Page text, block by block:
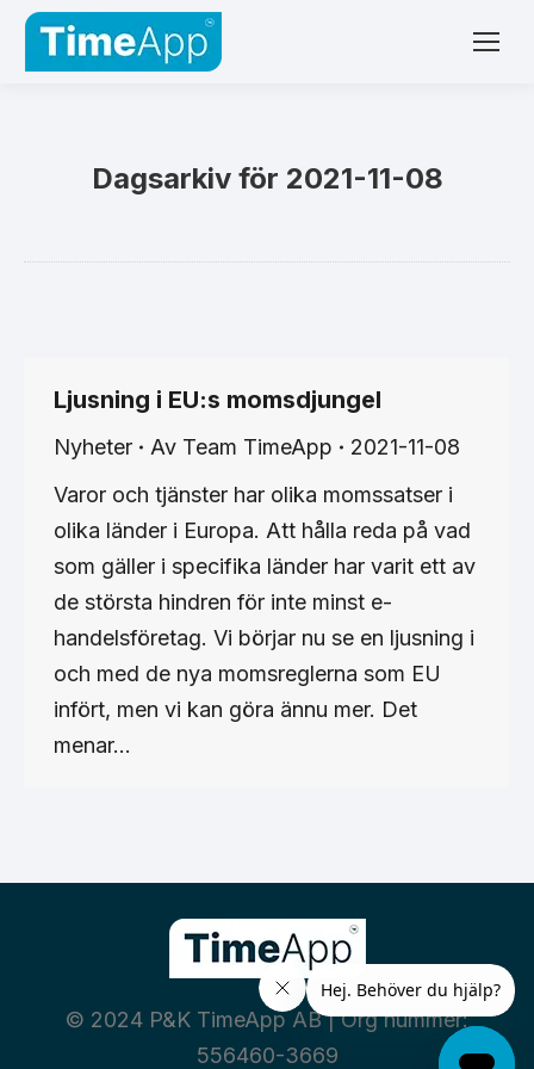
Dagsarkiv för 2021-11-08
Ljusning i EU:s momsdjungel
Nyheter Av Team TimeApp
2021-11-08
Varor och tjänster har olika momssatser i
olika länder i Europa. Att hålla reda på vad
som gäller i specifika länder har varit ett av
de största hindren för inte minst e-
handelsföretag. Vi börjar nu se en ljusning i
och med de nya momsreglerna som EU
infört, men vi kan göra ännu mer. Det
menar…
© 2024 P&K TimeApp AB | Org nummer:
556460-3669